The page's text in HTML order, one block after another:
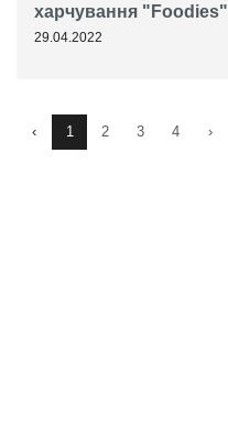
харчування "Foodies"
29.04.2022
‹ 1 2 3 4 ›